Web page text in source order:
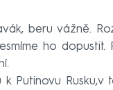
beru vážně.
ho
Putinovu Rusku,v